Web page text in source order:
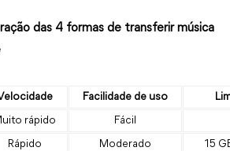
das 4 formas de transferir música
Facilidade de uso
rápido
Fácil
Rápido Moderado
15